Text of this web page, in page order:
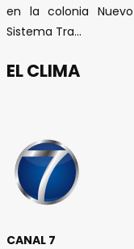
en la colonia
Sistema Tra...
EL CLIMA
CANAL 7